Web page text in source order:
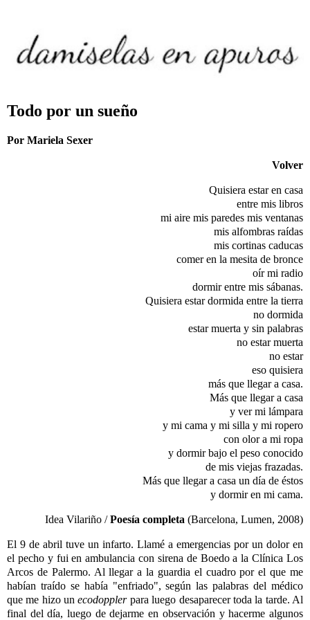
Todo por un sueño
Por Mariela Sexer
Volver
Quisiera estar en casa
entre mis libros
mi aire mis paredes mis ventanas
mis alfombras raídas
mis cortinas caducas
comer en la mesita de bronce
oír mi radio
dormir entre mis sábanas.
Quisiera estar dormida entre la tierra
no dormida
estar muerta y sin palabras
no estar muerta
no estar
eso quisiera
más que llegar a casa.
Más que llegar a casa
y ver mi lámpara
y mi cama y mi silla y mi ropero
con olor a mi ropa
y dormir bajo el peso conocido
de mis viejas frazadas.
Más que llegar a casa un día de éstos
y dormir en mi cama.
Idea Vilariño /Poesía completa (Barcelona, Lumen, 2008)
El 9 de abril tuve un infarto. Llamé a emergencias por un dolor en
el pecho y fui en ambulancia con sirena de Boedo a la Clínica Los
Arcos de Palermo. Al llegar a la guardia el cuadro por el que me
habían traído se había "enfriado", según las palabras del médico
que me hizo unecodopplerpara luego desaparecer toda la tarde. Al
final del día, luego de dejarme en observación y hacerme algunos